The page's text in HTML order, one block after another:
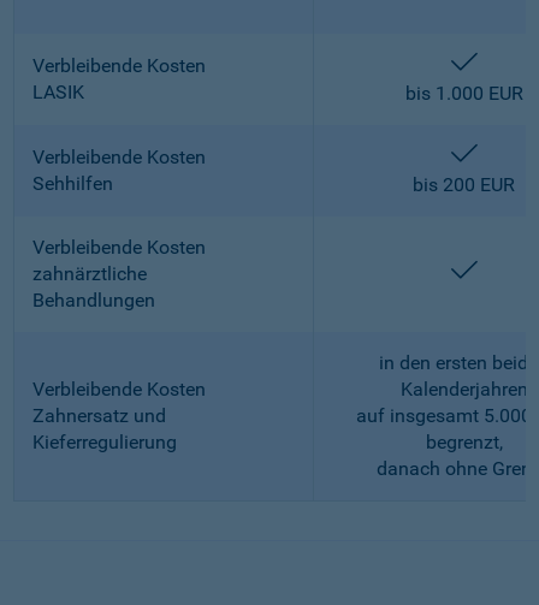
Verbleibende Kosten
LASIK
bis 1.000 EUR
Verbleibende Kosten
Sehhilfen
bis 200 EUR
Verbleibende Kosten
zahnärztliche
Behandlungen
Verbleibende Kosten
Zahnersatz und
Kieferregulierung
in den ersten
Kalenderjahren
auf insgesamt 5.000
begrenzt,
danach ohne